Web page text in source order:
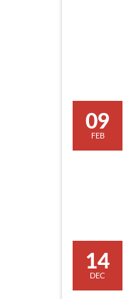
09
FEB
14
DEC